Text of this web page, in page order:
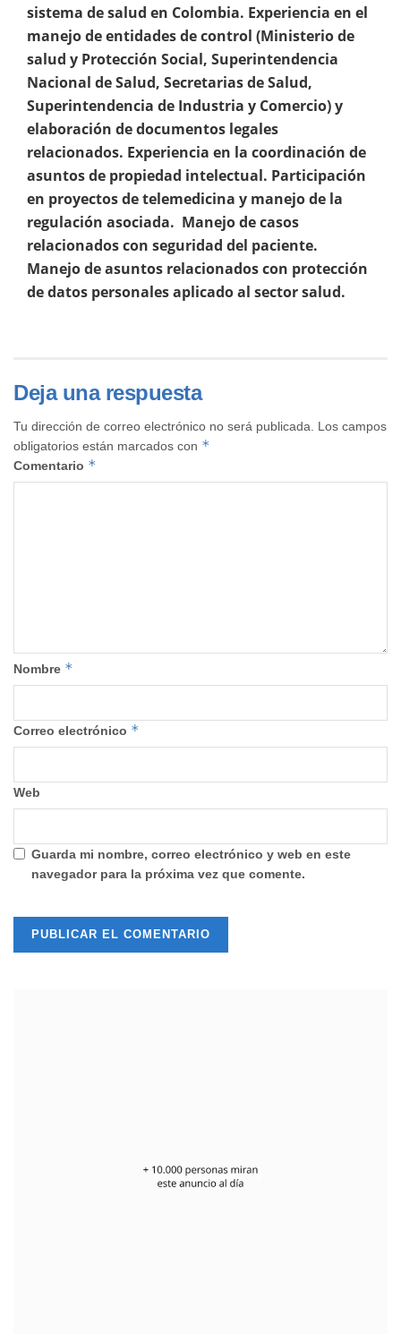
sistema de salud en Colombia. Experiencia en el
manejo de entidades de control (Ministerio de
salud y Protección Social, Superintendencia
Nacional de Salud, Secretarias de Salud,
Superintendencia de Industria y Comercio) y
elaboración de documentos legales
relacionados. Experiencia en la coordinación de
asuntos de propiedad intelectual. Participación
en proyectos de telemedicina y manejo de la
regulación asociada. Manejo de casos
relacionados con seguridad del paciente.
Manejo de asuntos relacionados con protección
de datos personales aplicado al sector salud.
Deja una respuesta
Tu dirección de correo electrónico no será publicada.
Los campos
obligatorios están marcados con *
Comentario *
Nombre *
Correo electrónico *
Web
Guarda mi nombre, correo electrónico y web en este
navegador para la próxima vez que comente.